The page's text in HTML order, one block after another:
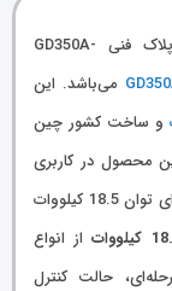
با پلاک فنی GD350A-
می‌باشد. این
و ساخت کشور چین
محصول در کاربری
سبک دارای توان 15 کیلووات و در کاربری سنگین دارای توان 18.5 کیلووات
از انواع
اتوتیون خودکار، تنظیم سرعت 16 مرحله‌ای، حالت کنترل